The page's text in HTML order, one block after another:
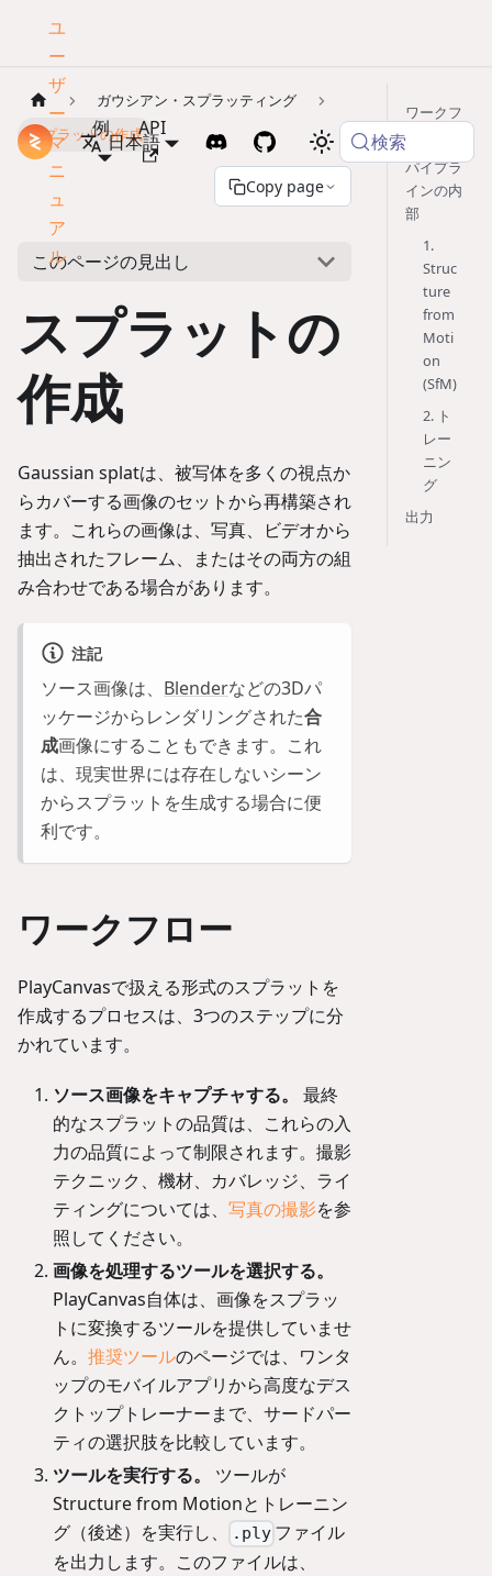
ドキュメント
ユ
ー
ザ
ー
マ
ニ
ュ
ア
ル
例 API
日本語 検索
ガウシアン・スプラッティング
スプラットの作成
Copy page
このページの見出し
スプラットの
作成
Gaussian splatは、被写体を多くの視点か
らカバーする画像のセットから再構築され
ます。これらの画像は、写真、ビデオから
抽出されたフレーム、またはその両方の組
み合わせである場合があります。
注記
ソース画像は、 Blenderなどの3Dパ
ッケージからレンダリングされた合
成画像にすることもできます。これ
は、現実世界には存在しないシーン
からスプラットを生成する場合に便
利です。
ワークフロー
PlayCanvasで扱える形式のスプラットを
作成するプロセスは、3つのステップに分
かれています。
ソース画像をキャプチャする。
最終
的なスプラットの品質は、これらの入
力の品質によって制限されます。撮影
テクニック、機材、カバレッジ、ライ
ティングについては、 写真の撮影を参
照してください。
画像を処理するツールを選択する。
PlayCanvas自体は、画像をスプラッ
トに変換するツールを提供していませ
ん。 推奨ツールのページでは、ワンタ
ップのモバイルアプリから高度なデス
クトップトレーナーまで、サードパー
ティの選択肢を比較しています。
ツールを実行する。
ツールが
Structure from Motionとトレーニン
グ（後述）を実行し、
.ply ファイル
を出力します。このファイルは、
ワークフ
パイプラ
インの内
部
1.
Struc
ture
from
Moti
on
(SfM)
2. ト
レー
ニン
グ
出力